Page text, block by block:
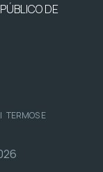
DE
| TERMOS E